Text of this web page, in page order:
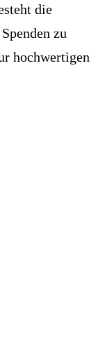
die
zu
hochwertigen